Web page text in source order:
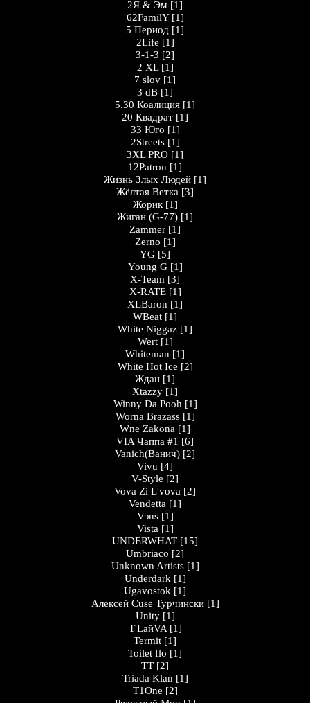
2Я & Эм [1]
62FamilY [1]
5 Период [1]
2Life [1]
3-1-3 [2]
2 XL [1]
7 slov [1]
3 dB [1]
5.30 Коалиция [1]
20 Квадрат [1]
33 Юго [1]
2Streets [1]
3XL PRO [1]
12Patron [1]
Жизнь Злых Людей [1]
Жёлтая Ветка [3]
Жорик [1]
Жигaн (G-77) [1]
Zammer [1]
Zerno [1]
YG [5]
Young G [1]
X-Team [3]
X-RATE [1]
XLBaron [1]
WBeat [1]
White Niggaz [1]
Wert [1]
Whiteman [1]
White Hot Ice [2]
Ждан [1]
Xtazzy [1]
Winny Da Pooh [1]
Worna Brazass [1]
Wne Zakona [1]
VIA Чаппа #1 [6]
Vanich(Ванич) [2]
Vivu [4]
V-Style [2]
Vova Zi L'vova [2]
Vendetta [1]
Vэns [1]
Vista [1]
UNDERWHAT [15]
Umbriaco [2]
Unknown Artists [1]
Underdark [1]
Ugavostok [1]
Алексей Cuse Турчински [1]
Unity [1]
T'LайVA [1]
Termit [1]
Toilet flo [1]
TT [2]
Triada Klan [1]
T1One [2]